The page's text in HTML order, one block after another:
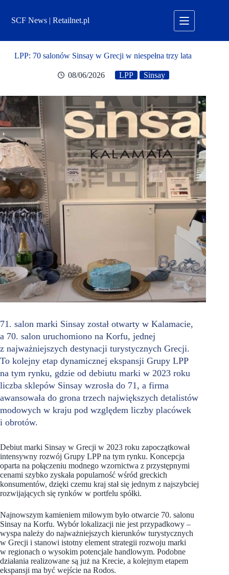
treściSCF News | Retailnet.pl
LPP: 70 salonów Sinsay w Grecji w niespełna trzy lata
08/06/2026 LPP Sinsay
71. salon marki Sinsay został otwarty w Kalamacie,
a 70. salon uruchomiono na Korfu, jednej
z najważniejszych destynacji turystycznych Grecji.
To kolejny etap dynamicznej ekspansji Grupy LPP
na tym rynku, gdzie od debiutu marki w 2023 roku
liczba sklepów Sinsay wzrosła do 71, a firma
awansowała do grona trzech największych detalistów
modowych w kraju pod względem liczby placówek
i obrotów.
Debiut marki Sinsay w Grecji w 2023 roku zapoczątkował
intensywny rozwój Grupy LPP na tym rynku. Koncepcja
oparta na połączeniu modnego wzornictwa z przystępnymi
cenami szybko zyskała popularność wśród greckich
konsumentów, dzięki czemu kraj stał się jednym z najszybciej
rozwijających się rynków w portfelu spółki.
Najnowszym kamieniem milowym było otwarcie 70. salonu
Sinsay na Korfu. Wybór lokalizacji nie jest przypadkowy –
wyspa należy do najważniejszych kierunków turystycznych
w Grecji i stanowi istotny element strategii rozwoju marki
w regionach o wysokim potencjale handlowym. Podobne
działania realizowane są już na Krecie, a kolejnym etapem
ekspansji ma być wejście na Rodos.